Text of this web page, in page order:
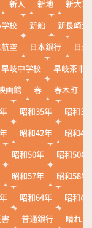
新人 新地
新大工
校 新船
新長崎漁
空 日本銀行
日
早岐中学校
早岐茶市
画館 春 春木町
昭和35年
昭和36
昭和42年
昭和43
昭和50年
昭和50年
昭和57年
昭和58年
昭和64年
昭和の
普通銀行
晴れ